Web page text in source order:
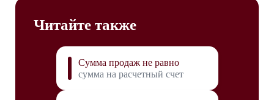
Читайте также
Сумма продаж не равно
сумма на расчетный счет